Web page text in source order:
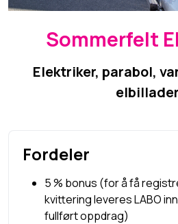
Sommerfelt
Elektriker, parabol,
Fordeler
5 % bonus (for å få
kvittering leveres LABO
fullført oppdrag)